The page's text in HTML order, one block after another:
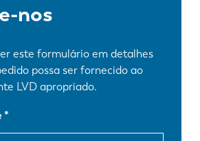
nos
este formulário em detalhes
possa ser fornecido ao
LVD apropriado.